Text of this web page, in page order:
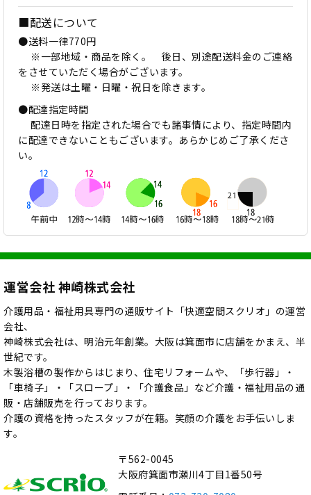
■配送について
●送料一律770円
※一部地域・商品を除く。 後日、別途配送料金のご連絡
をさせていただく場合がございます。
※発送は土曜・日曜・祝日を除きます。
●配達指定時間
配達日時を指定された場合でも諸事情により、指定時間内
に配達できないこともございます。あらかじめご了承くださ
い。
運営会社 神崎株式会社
介護用品・福祉用具専門の通販サイト「快適空間スクリオ」の運営
会社、
神崎株式会社は、明治元年創業。大阪は箕面市に店舗をかまえ、半
世紀です。
木製浴槽の製作からはじまり、住宅リフォームや、「歩行器」・
「車椅子」・「スロープ」・「介護食品」など介護・福祉用品の通
販・店舗販売を行っております。
介護の資格を持ったスタッフが在籍。笑顔の介護をお手伝いしま
す。
〒562-0045
大阪府箕面市瀬川4丁目1番50号